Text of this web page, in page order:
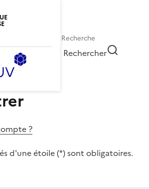
Rechercher
?
d'une étoile (*) sont obligatoires.